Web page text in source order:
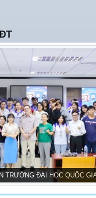
TRƯỜNG ĐẠI HỌC QUỐC